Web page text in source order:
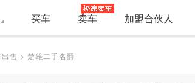
买车 卖车 加盟合伙人
售 > 楚雄二手名爵